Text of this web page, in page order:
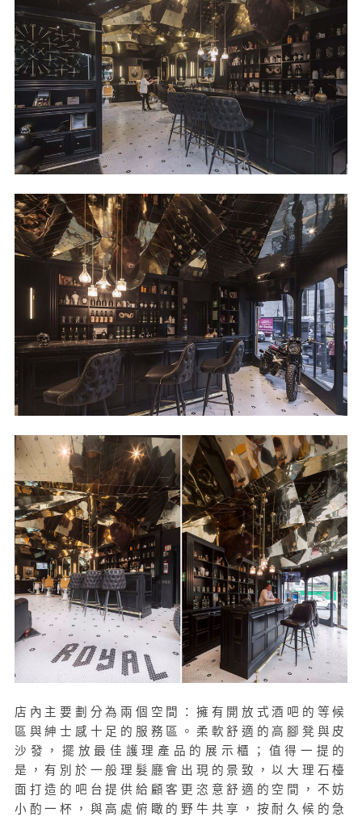
店內主要劃分為兩個空間：擁有開放式酒吧的等候
區與紳士感十足的服務區。柔軟舒適的高腳凳與皮
沙發，擺放最佳護理產品的展示櫃；值得一提的
是，有別於一般理髮廳會出現的景致，以大理石檯
面打造的吧台提供給顧客更恣意舒適的空間，不妨
小酌一杯，與高處俯瞰的野牛共享，按耐久候的急